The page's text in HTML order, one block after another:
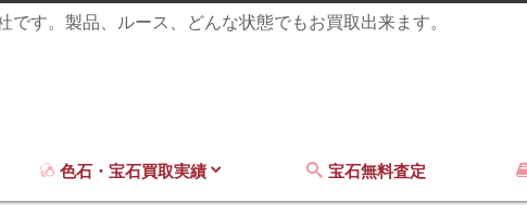
す。製品、ルース、どんな状態でもお買取出来ます。
色石・宝石買取実績 宝石無料査定